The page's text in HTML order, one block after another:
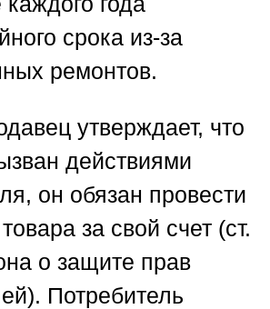
срока из-за
ремонтов.
утверждает, что
действиями
он обязан провести
за свой счет (ст.
о защите прав
Потребитель